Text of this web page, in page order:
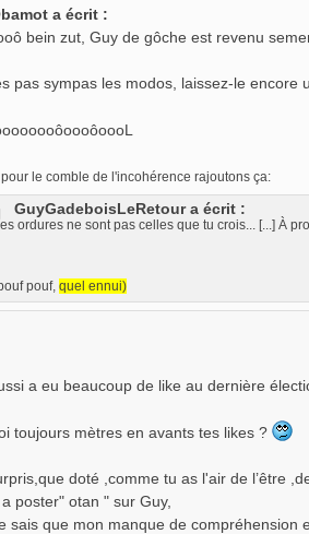
a écrit :
bein zut, Guy de gôche est revenu
pas sympas les modos, laissez-le encore
le comble de l'incohérence rajoutons ça:
GuyGadeboisLeRetour a écrit :
ordures ne sont pas celles que tu crois... [...] À
pouf, quel ennui)
a eu beaucoup de like au dernière
toujours mètres en avants tes likes ?
doté ,comme tu as l'air de l’être
poster" otan " sur Guy,
sais que mon manque de compréhension